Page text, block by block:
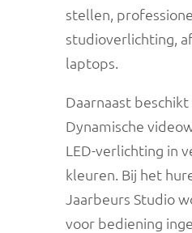
stellen,
studioverlichting,
laptops.
Daarnaast
Dynamische
LED-verlichting in
kleuren. Bij het
Jaarbeurs Studio
voor bediening